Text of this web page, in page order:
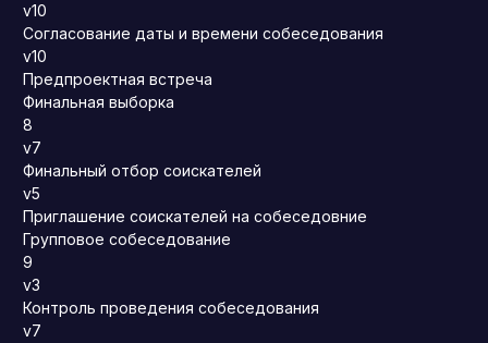
v10
Согласование даты и времени собеседования
v10
Предпроектная встреча
Финальная выборка
8
v7
Финальный отбор соискателей
v5
Приглашение соискателей на собеседовние
Групповое собеседование
9
v3
Контроль проведения собеседования
v7